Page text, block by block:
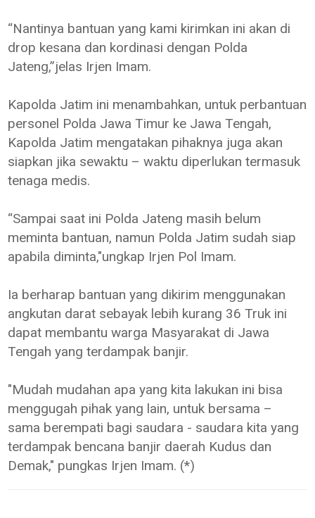
“Nantinya bantuan yang kami kirimkan ini akan di
drop kesana dan kordinasi dengan Polda
Jateng,”jelas Irjen Imam.
Kapolda Jatim ini menambahkan, untuk perbantuan
personel Polda Jawa Timur ke Jawa Tengah,
Kapolda Jatim mengatakan pihaknya juga akan
siapkan jika sewaktu – waktu diperlukan termasuk
tenaga medis.
“Sampai saat ini Polda Jateng masih belum
meminta bantuan, namun Polda Jatim sudah siap
apabila diminta,"ungkap Irjen Pol Imam.
Ia berharap bantuan yang dikirim menggunakan
angkutan darat sebayak lebih kurang 36 Truk ini
dapat membantu warga Masyarakat di Jawa
Tengah yang terdampak banjir.
"Mudah mudahan apa yang kita lakukan ini bisa
menggugah pihak yang lain, untuk bersama –
sama berempati bagi saudara - saudara kita yang
terdampak bencana banjir daerah Kudus dan
Demak," pungkas Irjen Imam. (*)